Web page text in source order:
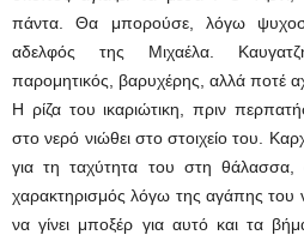
πάντα. Θα μπορούσε, λόγω
αδελφός της Μιχαέλα.
παρομητικός, βαρυχέρης, αλλά ποτέ
Η ρίζα του ικαριώτικη, πριν
στο νερό νιώθει στο στοιχείο του.
για τη ταχύτητα του στη
χαρακτηρισμός λόγω της αγάπης του
να γίνει μποξέρ για αυτό και τα